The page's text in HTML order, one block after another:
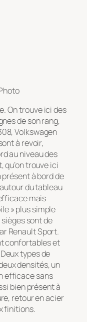
On trouve ici des
de son rang,
Volkswagen
à revoir,
au niveau des
qu’on trouve ici
à bord de
du tableau
mais
» plus simple
sont de
Renault Sport.
confortables et
types de
densités, un
efficace sans
bien présent à
retour en acier
finitions.